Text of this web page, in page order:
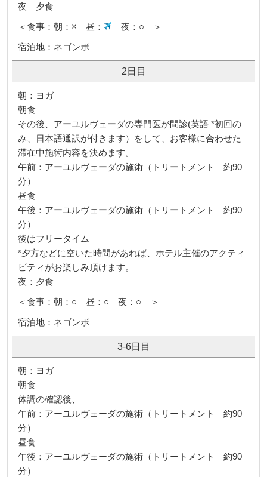
夜 夕食
＜食事：朝：× 昼：
夜：○ ＞
宿泊地：ネゴンボ
2日目
朝：ヨガ
朝食
その後、アーユルヴェーダの専門医が問診(英語 *初回の
み、日本語通訳が付きます）をして、お客様に合わせた
滞在中施術内容を決めます。
午前：アーユルヴェーダの施術（トリートメント 約90
分）
昼食
午後：アーユルヴェーダの施術（トリートメント 約90
分）
後はフリータイム
*夕方などに空いた時間があれば、ホテル主催のアクティ
ビティがお楽しみ頂けます。
夜：夕食
＜食事：朝：○ 昼：○ 夜：○ ＞
宿泊地：ネゴンボ
3-6日目
朝：ヨガ
朝食
体調の確認後、
午前：アーユルヴェーダの施術（トリートメント 約90
分）
昼食
午後：アーユルヴェーダの施術（トリートメント 約90
分）